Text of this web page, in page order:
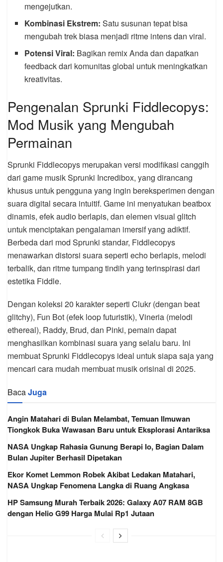
mengejutkan.
Kombinasi Ekstrem: Satu susunan tepat bisa
mengubah trek biasa menjadi ritme intens dan viral.
Potensi Viral: Bagikan remix Anda dan dapatkan
feedback dari komunitas global untuk meningkatkan
kreativitas.
Pengenalan Sprunki Fiddlecopys:
Mod Musik yang Mengubah
Permainan
Sprunki Fiddlecopys merupakan versi modifikasi canggih
dari game musik Sprunki Incredibox, yang dirancang
khusus untuk pengguna yang ingin bereksperimen dengan
suara digital secara intuitif. Game ini menyatukan beatbox
dinamis, efek audio berlapis, dan elemen visual glitch
untuk menciptakan pengalaman imersif yang adiktif.
Berbeda dari mod Sprunki standar, Fiddlecopys
menawarkan distorsi suara seperti echo berlapis, melodi
terbalik, dan ritme tumpang tindih yang terinspirasi dari
estetika Fiddle.
Dengan koleksi 20 karakter seperti Clukr (dengan beat
glitchy), Fun Bot (efek loop futuristik), Vineria (melodi
ethereal), Raddy, Brud, dan Pinki, pemain dapat
menghasilkan kombinasi suara yang selalu baru. Ini
membuat Sprunki Fiddlecopys ideal untuk siapa saja yang
mencari cara mudah membuat musik orisinal di 2025.
BacaJuga
Angin Matahari di Bulan Melambat, Temuan Ilmuwan
Tiongkok Buka Wawasan Baru untuk Eksplorasi Antariksa
NASA Ungkap Rahasia Gunung Berapi Io, Bagian Dalam
Bulan Jupiter Berhasil Dipetakan
Ekor Komet Lemmon Robek Akibat Ledakan Matahari,
NASA Ungkap Fenomena Langka di Ruang Angkasa
HP Samsung Murah Terbaik 2026: Galaxy A07 RAM 8GB
dengan Helio G99 Harga Mulai Rp1 Jutaan